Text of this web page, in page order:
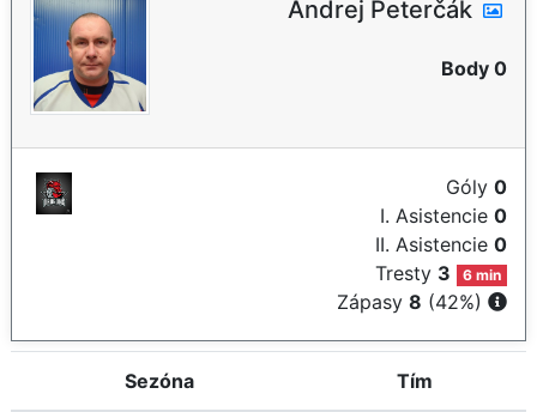
Andrej Peterčák
Body 0
Góly 0
I. Asistencie 0
II. Asistencie 0
Tresty 3 6 min
Zápasy 8 (42%)
Sezóna Tím